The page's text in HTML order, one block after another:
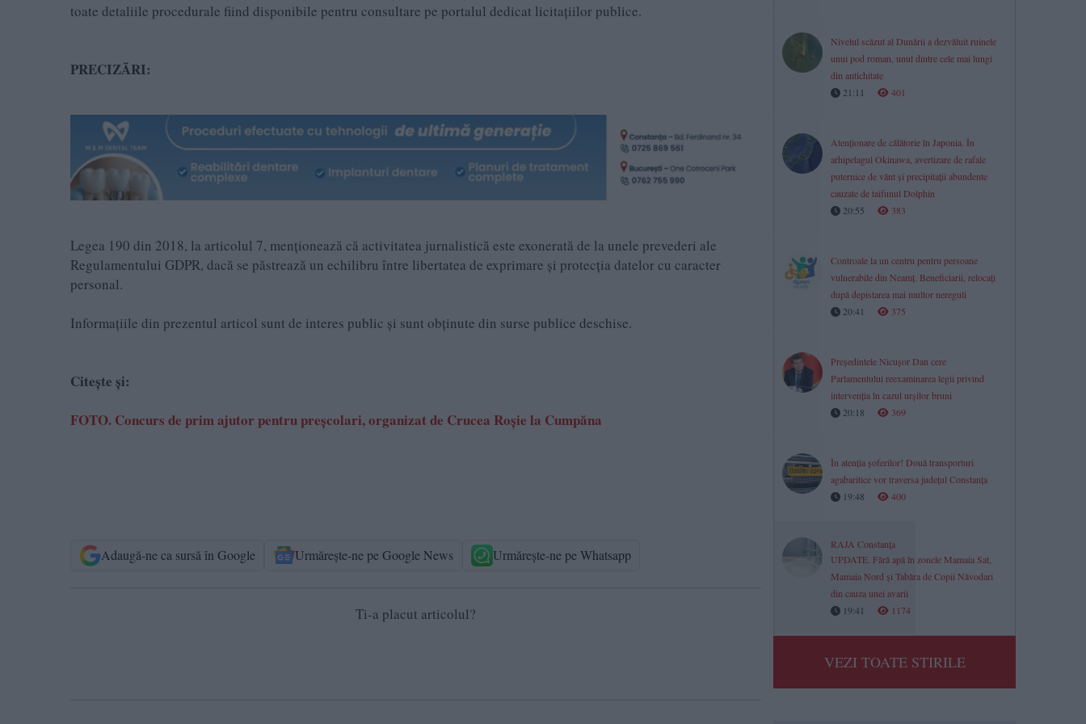
toate detaliile procedurale fiind disponibile pentru consultare pe portalul dedicat licitațiilor publice.
PRECIZĂRI:
Legea 190 din 2018, la articolul 7, menţionează că activitatea jurnalistică este exonerată de la unele prevederi ale
Regulamentului GDPR, dacă se păstrează un echilibru între libertatea de exprimare şi protecţia datelor cu caracter
personal.
Informațiile din prezentul articol sunt de interes public și sunt obținute din surse publice deschise.
Citește și:
FOTO. Concurs de prim ajutor pentru preșcolari, organizat de Crucea Roșie la Cumpăna
Adaugă-ne ca sursă în Google Urmărește-ne pe Google News Urmărește-ne pe Whatsapp
Ti-a placut articolul?
Nivelul scăzut al Dunării a dezvăluit ruinele
unui pod roman, unul dintre cele mai lungi
din antichitate
21:11
401
Atenționare de călătorie în Japonia. În
arhipelagul Okinawa, avertizare de rafale
puternice de vânt și precipitații abundente
cauzate de taifunul Dolphin
20:55
383
Controale la un centru pentru persoane
vulnerabile din Neamț. Beneficiarii, relocați
după depistarea mai multor nereguli
20:41
375
Președintele Nicușor Dan cere
Parlamentului reexaminarea legii privind
intervenția în cazul urșilor bruni
20:18
369
În atenția șoferilor! Două transporturi
agabaritice vor traversa județul Constanța
19:48
400
RAJA Constanța
UPDATE. Fără apă în zonele Mamaia Sat,
Mamaia Nord și Tabăra de Copii Năvodari
din cauza unei avarii
19:41
1174
VEZI TOATE STIRILE